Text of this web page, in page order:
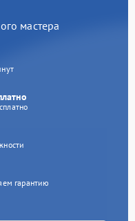
мастера
гарантию